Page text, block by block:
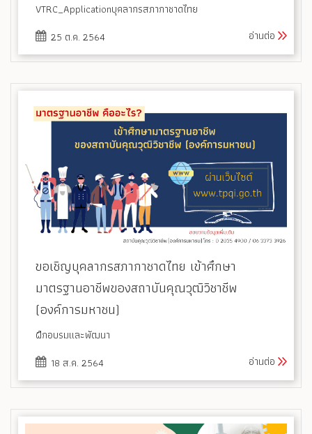
VTRC_Applicationบุคลากรสภากาชาดไทย
25 ต.ค. 2564
อ่านต่อ
ขอเชิญบุคลากรสภากาชาดไทย เข้าศึกษา
มาตรฐานอาชีพของสถาบันคุณวุฒิวิชาชีพ
(องค์การมหาชน)
ฝึกอบรมและพัฒนา
18 ส.ค. 2564
อ่านต่อ